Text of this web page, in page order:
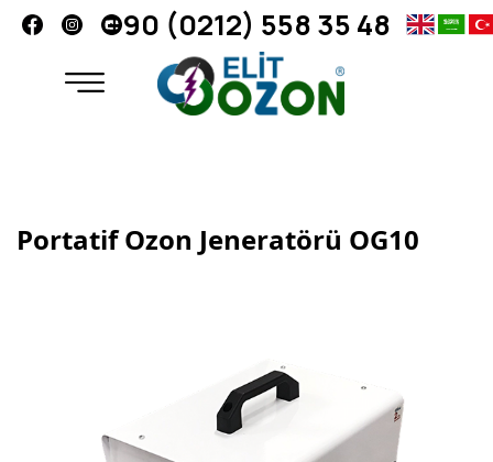
Portatif Ozon Jeneratörü OG10
+90 (0212) 558 35 48